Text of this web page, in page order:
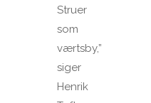
Struer
som
værtsby,”
siger
Henrik